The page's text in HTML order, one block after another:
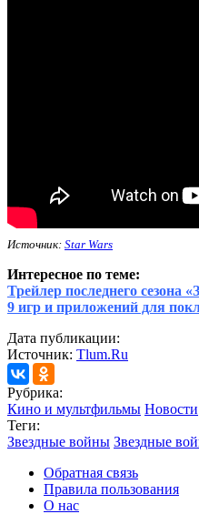
Источник: Star Wars
Интересное по теме:
Трейлер последнего сезона
9 игр и приложений для
Дата публикации:
Источник: Tlum.Ru
Рубрика:
Кино и мультфильмы Новости
Теги:
Звездные войны Звездные
Обратная связь
Правила пользования
О нас